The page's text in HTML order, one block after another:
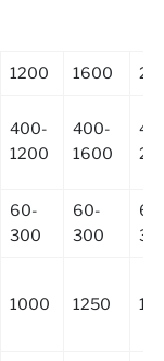
1200 1600
400-
1200
400-
1600
60-
300
60-
300
1000 1250